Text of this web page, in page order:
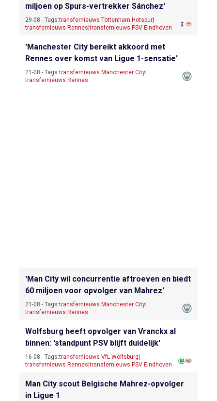
miljoen op Spurs-vertrekker Sánchez'
29-08 - Tags:transfernieuws Tottenham Hotspur
transfernieuws Rennes |transfernieuws PSV Eindhoven
'Manchester City bereikt akkoord met
Rennes over komst van Ligue 1-sensatie'
21-08 - Tags:transfernieuws Manchester City
transfernieuws Rennes
'Man City wil concurrentie aftroeven en biedt
60 miljoen voor opvolger van Mahrez'
21-08 - Tags:transfernieuws Manchester City
transfernieuws Rennes
Wolfsburg heeft opvolger van Vranckx al
binnen: 'standpunt PSV blijft duidelijk'
16-08 - Tags:transfernieuws VfL Wolfsburg
transfernieuws Rennes |transfernieuws PSV Eindhoven
Man City scout Belgische Mahrez-opvolger
in Ligue 1